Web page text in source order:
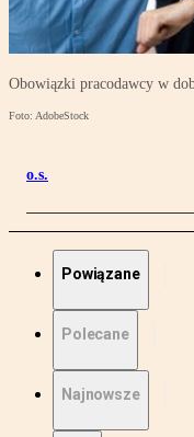
Obowiązki pracodawcy w
Foto: AdobeStock
o.s.
Powiązane
Polecane
Najnowsze